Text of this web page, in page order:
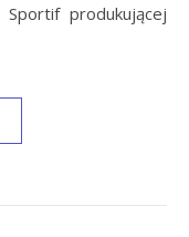
produkującej